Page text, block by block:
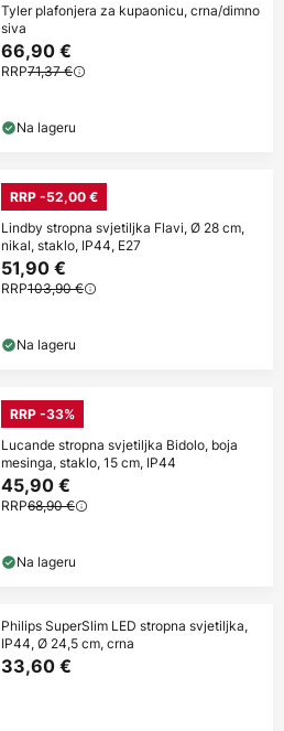
Tyler plafonjera za kupaonicu, crna/dimno
siva
66,90 €
RRP71,37 €
Na lageru
RRP -52,00 €
Lindby stropna svjetiljka Flavi, Ø 28 cm,
nikal, staklo, IP44, E27
51,90 €
RRP103,90 €
Na lageru
RRP -33%
Lucande stropna svjetiljka Bidolo, boja
mesinga, staklo, 15 cm, IP44
45,90 €
RRP68,90 €
Na lageru
Philips SuperSlim LED stropna svjetiljka,
IP44, Ø 24,5 cm, crna
33,60 €